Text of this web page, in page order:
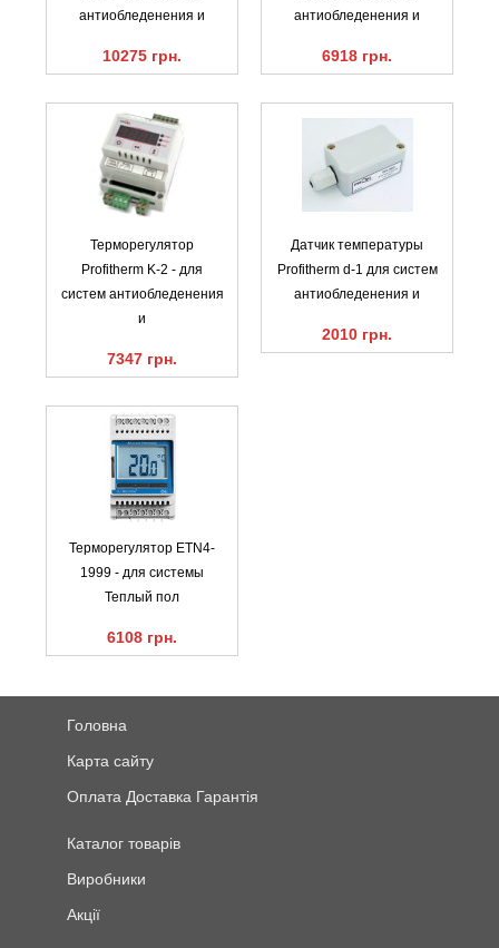
антиобледенения и
10275 грн.
антиобледенения и
6918 грн.
Терморегулятор
Profitherm K-2 - для
систем антиобледенения
и
7347 грн.
Датчик температуры
Profitherm d-1 для систем
антиобледенения и
2010 грн.
Терморегулятор ETN4-
1999 - для системы
Теплый пол
6108 грн.
Головна
Карта сайту
Оплата Доставка Гарантія
Каталог товарів
Виробники
Акції